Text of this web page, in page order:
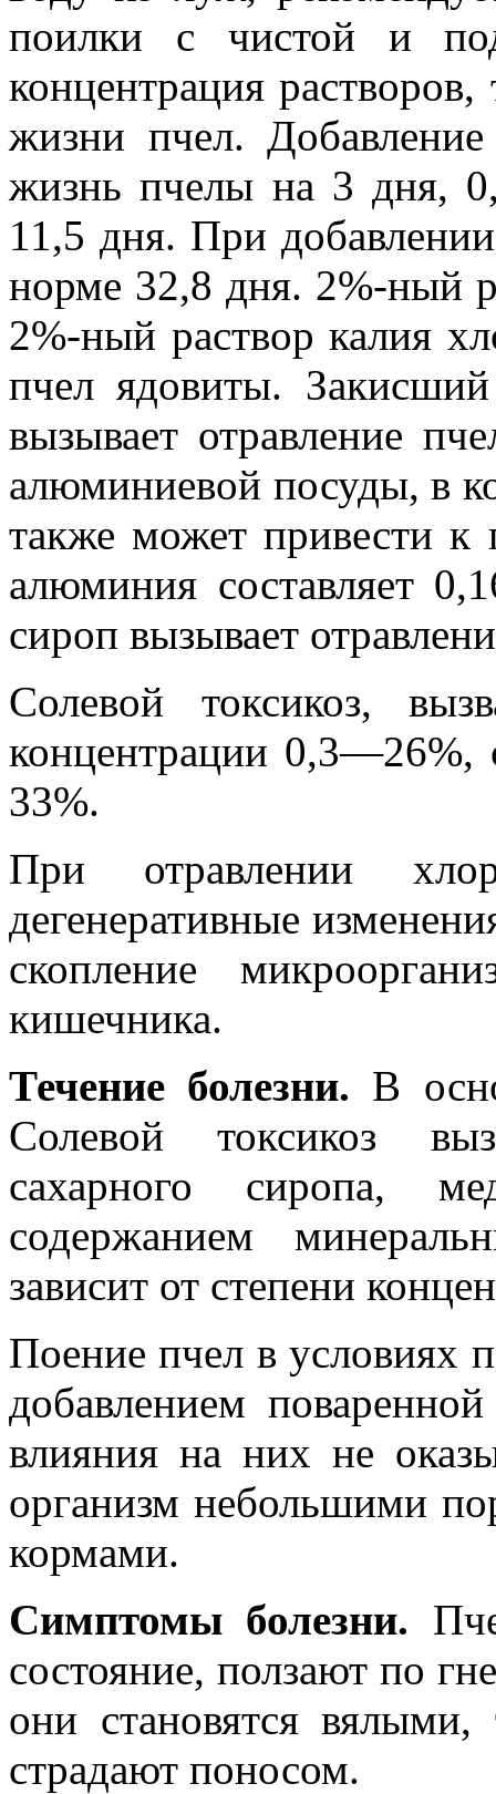
поилки с чистой и
концентрация
жизни пчел.
жизнь пчелы на 3 дня,
11,5 дня. При
норме 32,8 дня. 2%-ный
2%-ный раствор калия
пчел ядовиты.
вызывает отравление
алюминиевой посуды, в
также может привести к
алюминия составляет
сироп вызывает
Солевой токсикоз,
концентрации
33%.
При отравлении
дегенеративные
скопление
кишечника.
Течение болезни. В
Солевой токсикоз
сахарного сиропа,
содержанием
зависит от степени
Поение пчел в условиях
добавлением
влияния на них не
организм небольшими
кормами.
Симптомы болезни.
состояние, ползают по
они становятся вялыми,
страдают поносом.